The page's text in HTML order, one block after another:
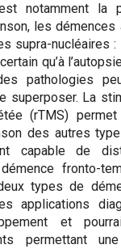
notamment la
les
supra-nucléaires :
qu’à
pathologies
superposer. La
(rTMS)
des autres
capable de
fronto-
types de
applications
et
permettant